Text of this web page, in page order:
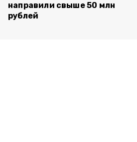
направили свыше 50 млн
рублей